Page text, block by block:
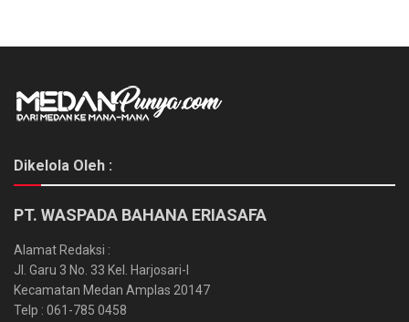
Dikelola Oleh :
PT. WASPADA BAHANA ERIASAFA
Alamat Redaksi :
Jl. Garu 3 No. 33 Kel. Harjosari-I
Kecamatan Medan Amplas 20147
Telp : 061-785 0458